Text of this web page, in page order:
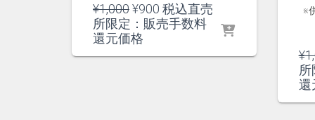
¥1,000元
の
価
¥900 現
在
税込直売
所限定：販売手数料
還元価格
※
¥
還